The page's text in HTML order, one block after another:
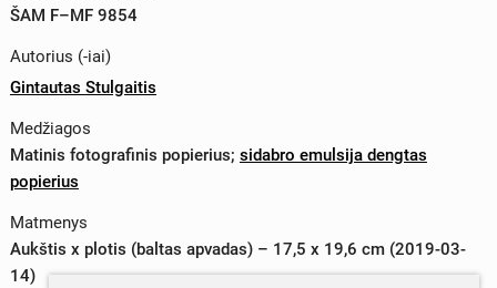
ŠAM F–MF 9854
Autorius (-iai)
Gintautas Stulgaitis
Medžiagos
Matinis fotografinis popierius; sidabro emulsija dengtas
popierius
Matmenys
Aukštis x plotis (baltas apvadas) – 17,5 x 19,6 cm (2019-03-
14)